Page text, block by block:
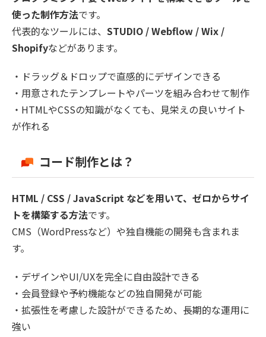
使った制作方法です。
代表的なツールには、 STUDIO / Webflow / Wix /
Shopifyなどがあります。
・ドラッグ＆ドロップで直感的にデザインできる
・用意されたテンプレートやパーツを組み合わせて制作
・HTMLやCSSの知識がなくても、見栄えの良いサイト
が作れる
コード制作とは？
HTML / CSS / JavaScript などを用いて、ゼロからサイ
トを構築する方法です。
CMS（WordPressなど）や独自機能の開発も含まれま
す。
・デザインやUI/UXを完全に自由設計できる
・会員登録や予約機能などの独自開発が可能
・拡張性を考慮した設計ができるため、長期的な運用に
強い